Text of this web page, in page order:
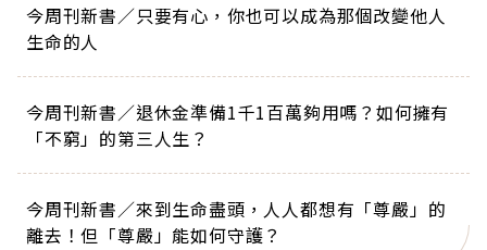
今周刊新書／只要有心，你也可以成為那個改變他人
生命的人
今周刊新書／退休金準備1千1百萬夠用嗎？如何擁有
「不窮」的第三人生？
今周刊新書／來到生命盡頭，人人都想有「尊嚴」的
離去！但「尊嚴」能如何守護？